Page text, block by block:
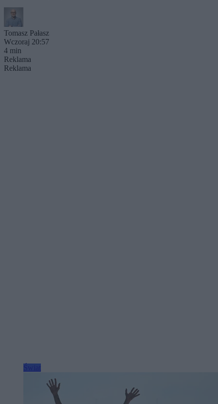
Tomasz Pałasz
Wczoraj 20:57
4 min
Reklama
Reklama